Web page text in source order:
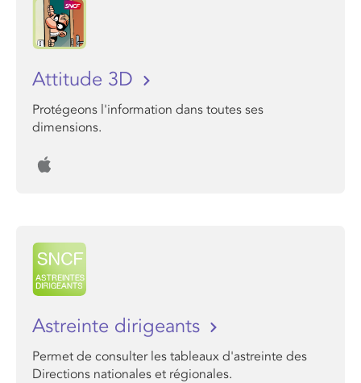
Attitude 3D
Protégeons l'information dans toutes ses
dimensions.
Astreinte dirigeants
Permet de consulter les tableaux d'astreinte des
Directions nationales et régionales.